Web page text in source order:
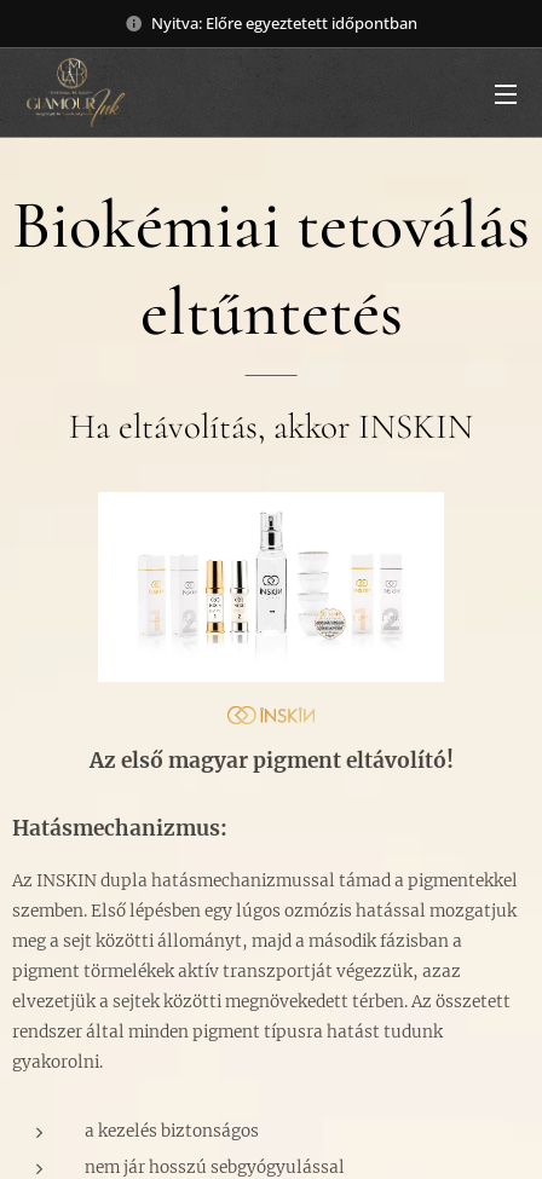
Nyitva: Előre egyeztetett időpontban
Biokémiai tetoválás
eltűntetés
Ha eltávolítás, akkor INSKIN
Az első magyar pigment eltávolító!
Hatásmechanizmus:
Az INSKIN dupla hatásmechanizmussal támad a pigmentekkel
szemben. Első lépésben egy lúgos ozmózis hatással mozgatjuk
meg a sejt közötti állományt, majd a második fázisban a
pigment törmelékek aktív transzportját végezzük, azaz
elvezetjük a sejtek közötti megnövekedett térben. Az összetett
rendszer által minden pigment típusra hatást tudunk
gyakorolni.
a kezelés biztonságos
nem jár hosszú sebgyógyulással